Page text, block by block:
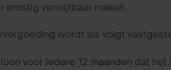
ernstig verwijtbaar maken.
wordt als volgt
voor iedere 12 maanden dat